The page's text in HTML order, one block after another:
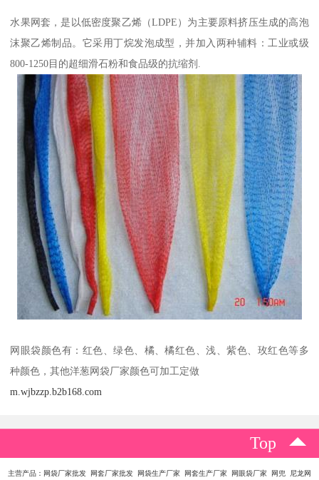
水果网套，是以低密度聚乙烯（LDPE）为主要原料挤压生成的高泡
沫聚乙烯制品。它采用丁烷发泡成型，并加入两种辅料：工业或级
800-1250目的超细滑石粉和食品级的抗缩剂.
网眼袋颜色有：红色、绿色、橘、橘红色、浅、紫色、玫红色等多
种颜色，其他洋葱网袋厂家颜色可加工定做
m.wjbzzp.b2b168.com
Top
主营产品：网袋厂家批发 网套厂家批发 网袋生产厂家 网套生产厂家 网眼袋厂家 网兜 尼龙网